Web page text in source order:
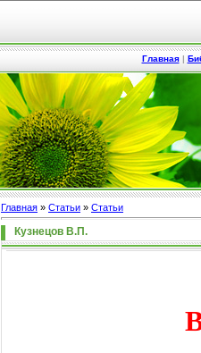
Главная|
Главная » Статьи » Статьи
Кузнецов В.П.